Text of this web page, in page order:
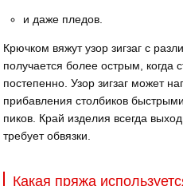
и даже пледов.
Крючком вяжут узор зигзаг с
получается более острым, когда
постепенно. Узор зигзаг может
прибавления столбиков
пиков. Край изделия всегда
требует обвязки.
Какая пряжа